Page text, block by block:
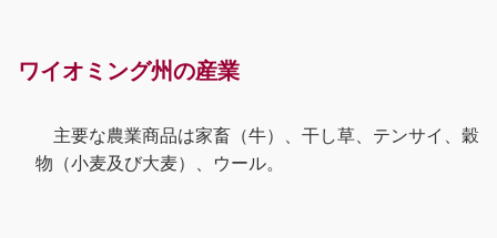
ワイオミング州の産業
主要な農業商品は家畜（牛）、干し草、テンサイ、穀
物（小麦及び大麦）、ウール。